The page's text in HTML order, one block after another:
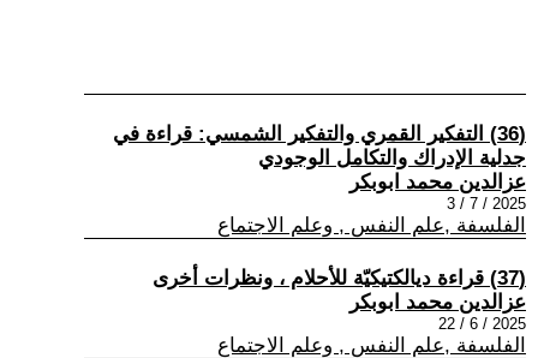
(36) التفكير القمري والتفكير الشمسي: قراءة في
جدلية الإدراك والتكامل الوجودي
عزالدين محمد ابوبكر
2025 / 7 / 3
الفلسفة ,علم النفس , وعلم الاجتماع
(37) قراءة ديالكتيكيّة للأحلام ، ونظرات أخرى
عزالدين محمد ابوبكر
2025 / 6 / 22
الفلسفة ,علم النفس , وعلم الاجتماع